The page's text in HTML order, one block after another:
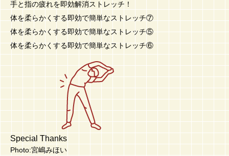
手と指の疲れを即効解消ストレッチ！
体を柔らかくする即効で簡単なストレッチ⑦
体を柔らかくする即効で簡単なストレッチ⑤
体を柔らかくする即効で簡単なストレッチ⑥
Special Thanks
Photo:宮嶋みほい